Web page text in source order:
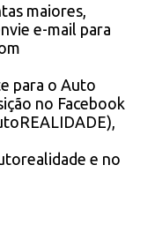
maiores,
e-mail para
para o Auto
no Facebook
e no